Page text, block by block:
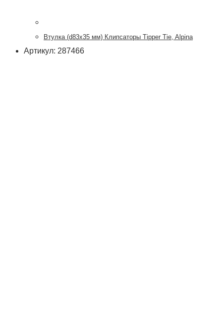
Втулка (d83x35 мм) Клипсаторы Tipper Tie, Alpina
Артикул: 287466